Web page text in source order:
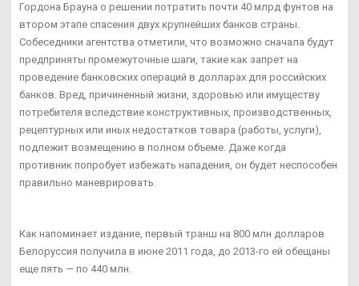
Гордона Брауна о решении потратить почти 40 млрд фунтов на
втором этапе спасения двух крупнейших банков страны.
Собеседники агентства отметили, что возможно сначала будут
предприняты промежуточные шаги, такие как запрет на
проведение банковских операций в долларах для российских
банков. Вред, причиненный жизни, здоровью или имуществу
потребителя вследствие конструктивных, производственных,
рецептурных или иных недостатков товара (работы, услуги),
подлежит возмещению в полном объеме. Даже когда
противник попробует избежать нападения, он будет неспособен
правильно маневрировать.
Как напоминает издание, первый транш на 800 млн долларов
Белоруссия получила в июне 2011 года, до 2013-го ей обещаны
еще пять — по 440 млн.